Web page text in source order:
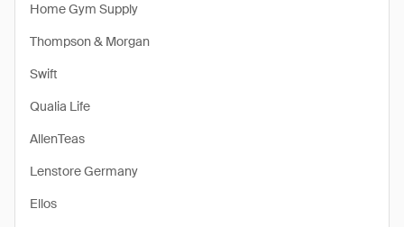
Home Gym Supply
Thompson & Morgan
Swift
Qualia Life
AllenTeas
Lenstore Germany
Ellos